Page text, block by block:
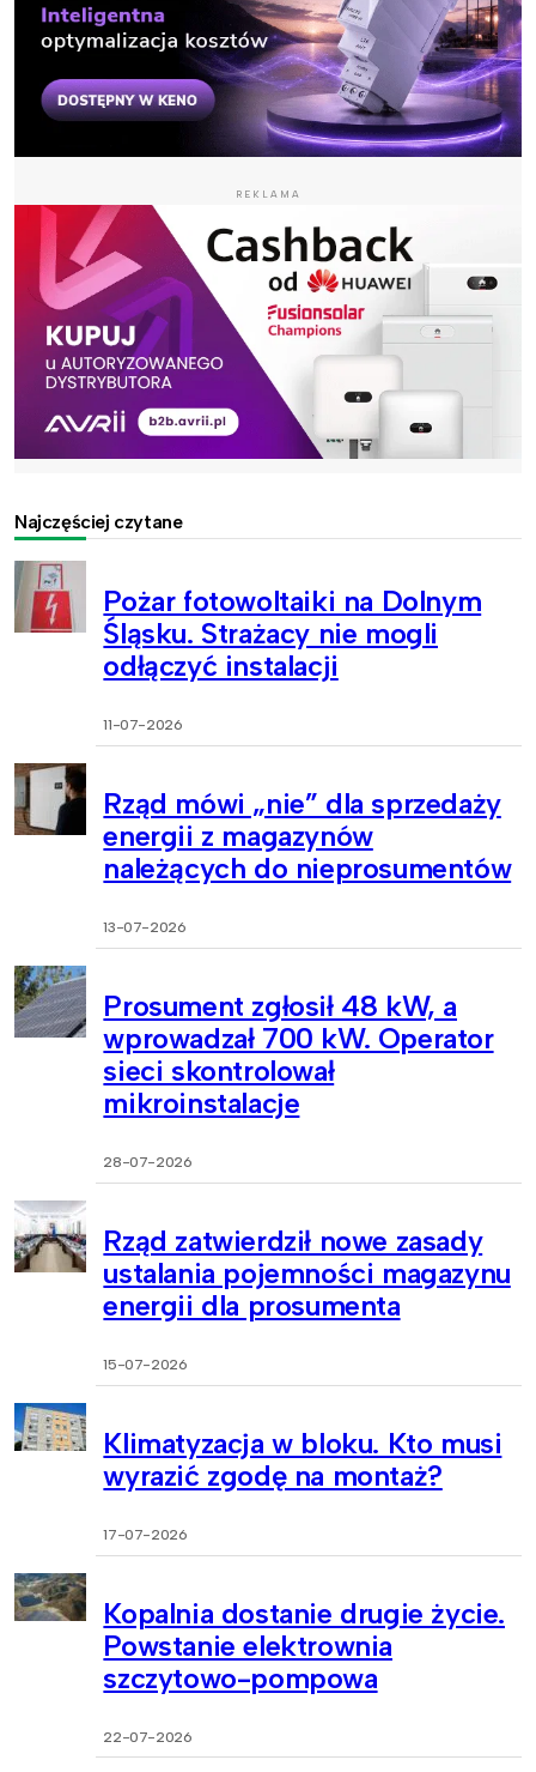
REKLAMA
Najczęściej czytane
Pożar fotowoltaiki na Dolnym
Śląsku. Strażacy nie mogli
odłączyć instalacji
11-07-2026
Rząd mówi „nie” dla sprzedaży
energii z magazynów
należących do nieprosumentów
13-07-2026
Prosument zgłosił 48 kW, a
wprowadzał 700 kW. Operator
sieci skontrolował
mikroinstalacje
28-07-2026
Rząd zatwierdził nowe zasady
ustalania pojemności magazynu
energii dla prosumenta
15-07-2026
Klimatyzacja w bloku. Kto musi
wyrazić zgodę na montaż?
17-07-2026
Kopalnia dostanie drugie życie.
Powstanie elektrownia
szczytowo-pompowa
22-07-2026